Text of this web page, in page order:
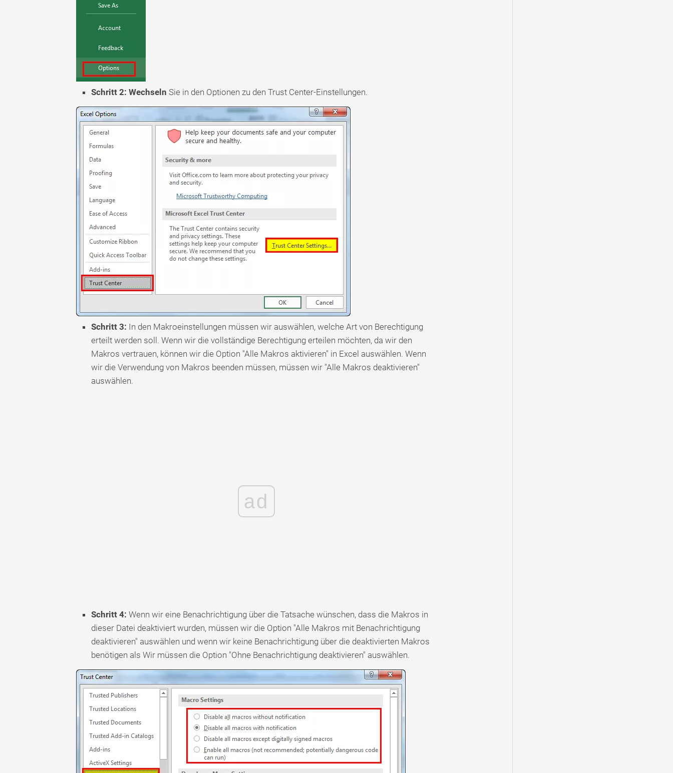
Schritt 2: Wechseln Sie in den Optionen zu den Trust Center-Einstellungen.
Schritt 3: In den Makroeinstellungen müssen wir auswählen, welche Art von Berechtigung
erteilt werden soll. Wenn wir die vollständige Berechtigung erteilen möchten, da wir den
Makros vertrauen, können wir die Option "Alle Makros aktivieren" in Excel auswählen. Wenn
wir die Verwendung von Makros beenden müssen, müssen wir "Alle Makros deaktivieren"
auswählen.
ad
Schritt 4: Wenn wir eine Benachrichtigung über die Tatsache wünschen, dass die Makros in
dieser Datei deaktiviert wurden, müssen wir die Option "Alle Makros mit Benachrichtigung
deaktivieren" auswählen und wenn wir keine Benachrichtigung über die deaktivierten Makros
benötigen als Wir müssen die Option "Ohne Benachrichtigung deaktivieren" auswählen.